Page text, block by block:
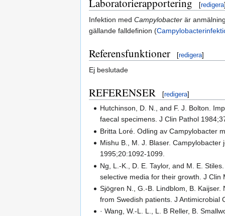
Laboratorierapportering [redigera
Infektion med Campylobacter är
gällande falldefinion (
Referensfunktioner [redigera]
Ej beslutade
REFERENSER [redigera]
Hutchinson, D. N., and F. J. Bolton.
faecal specimens. J Clin Pathol
Britta Loré. Odling av Campylobacter
Mishu B., M. J. Blaser.
1995;20:1092-1099.
Ng, L.-K., D. E. Taylor, and M. E.
selective media for their growth. J Clin
Sjögren N., G.-B. Lindblom, B.
from Swedish patients. J Antimicrobial
· Wang, W.-L. L., L. B Reller, B.